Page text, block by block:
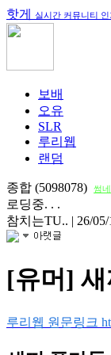
핫게 실시간 커뮤니티 인
보배
오유
SLR
루리웹
랜덤
종합 (5098078) 썸
로딩중. . .
참치는TU.. | 26/
[유머]
루리웹 원문링크